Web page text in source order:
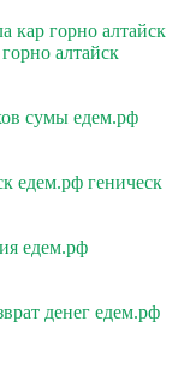
кар горно алтайск
алтайск
сумы едем.рф
едем.рф геническ
едем.рф
денег едем.рф